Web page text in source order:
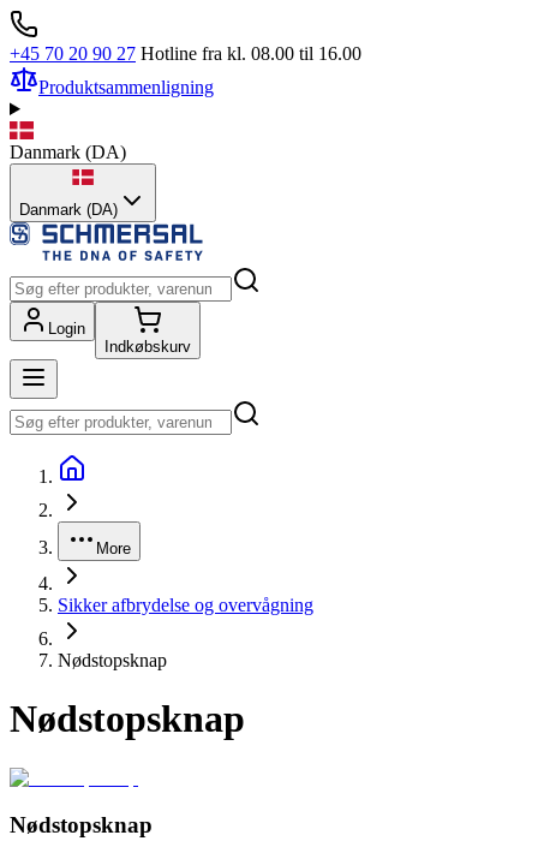
+45 70 20 90 27 Hotline fra kl. 08.00 til 16.00
Produktsammenligning
Danmark (DA)
Danmark (DA)
Login
Indkøbskurv
More
Sikker afbrydelse og overvågning
Nødstopsknap
Nødstopsknap
Nødstopsknap